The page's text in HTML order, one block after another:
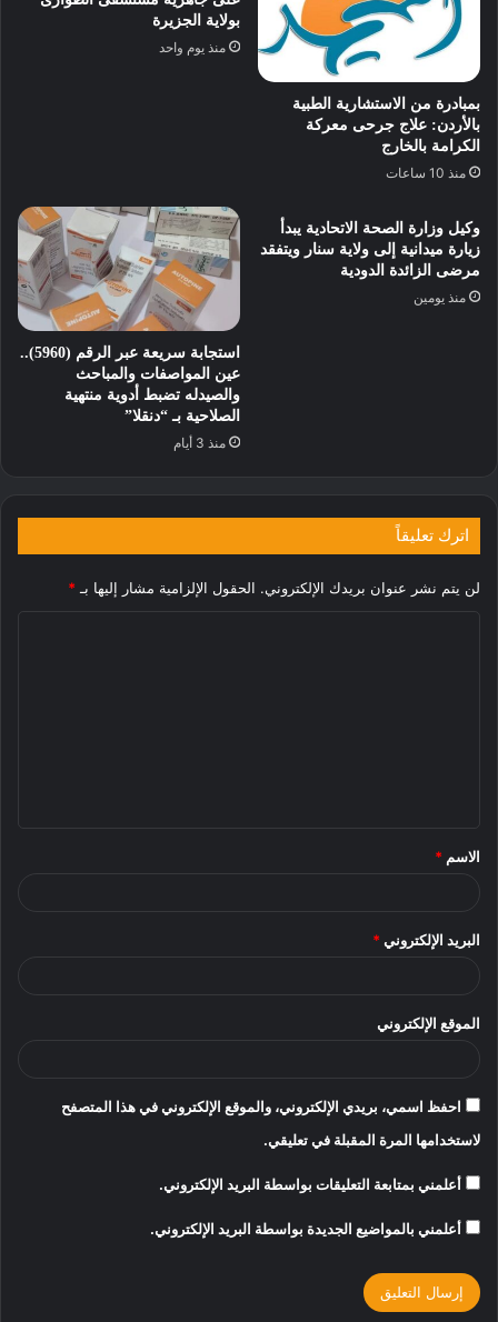
بمبادرة من الاستشارية الطبية
بالأردن: علاج جرحى معركة
الكرامة بالخارج
منذ 10 ساعات
بولاية الجزيرة
منذ يوم واحد
وكيل وزارة الصحة الاتحادية يبدأ
زيارة ميدانية إلى ولاية سنار ويتفقد
مرضى الزائدة الدودية
منذ يومين
استجابة سريعة عبر الرقم (5960)..
عين المواصفات والمباحث
والصيدله تضبط أدوية منتهية
الصلاحية بـ “دنقلا”
منذ 3 أيام
اترك تعليقاً
لن يتم نشر عنوان بريدك الإلكتروني. الحقول الإلزامية مشار إليها بـ *
*
الاسم *
البريد الإلكتروني *
الموقع الإلكتروني
احفظ اسمي، بريدي الإلكتروني، والموقع الإلكتروني في هذا المتصفح
لاستخدامها المرة المقبلة في تعليقي.
أعلمني بمتابعة التعليقات بواسطة البريد الإلكتروني.
أعلمني بالمواضيع الجديدة بواسطة البريد الإلكتروني.